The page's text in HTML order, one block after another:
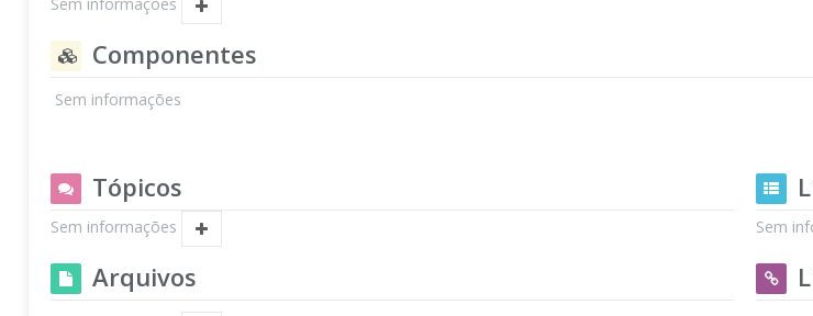
Componentes
Sem informações
Tópicos
Sem informações Sem
Arquivos